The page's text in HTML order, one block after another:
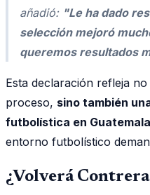
añadió: "Le ha dado
selección mejoró
queremos resultados
Esta declaración refleja
proceso, sino también
futbolística en Guatemala
entorno futbolístico
¿Volverá